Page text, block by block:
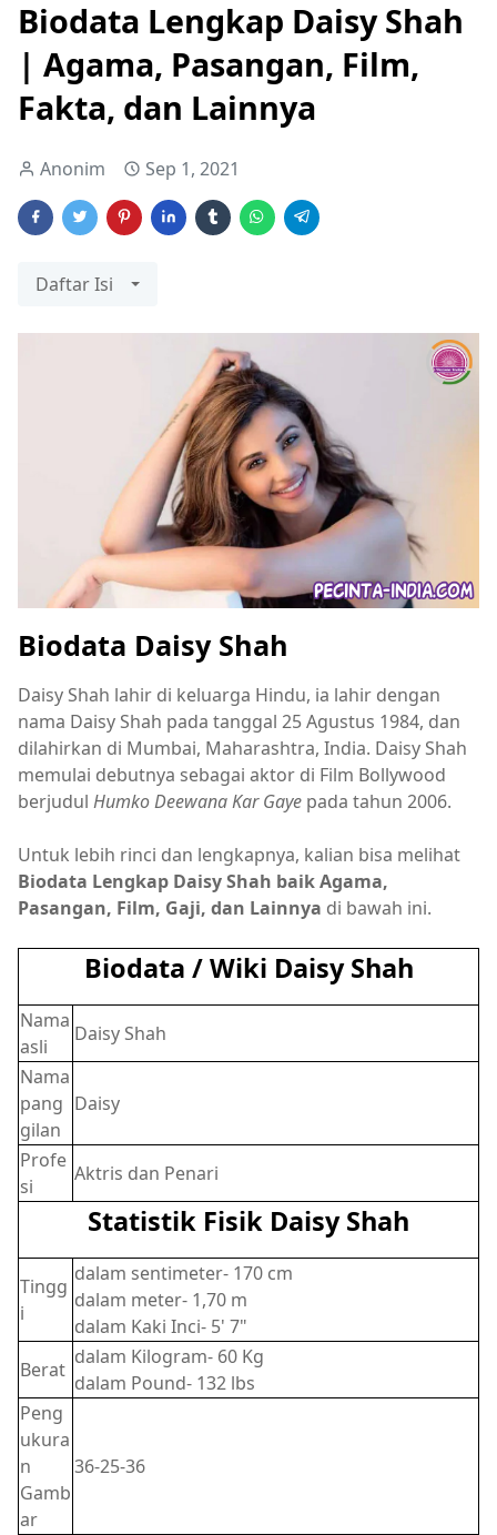
Biodata Lengkap Daisy Shah
| Agama, Pasangan, Film,
Fakta, dan Lainnya
Anonim Sep 1, 2021
Daftar Isi
Biodata Daisy Shah
Daisy Shah lahir di keluarga Hindu, ia lahir dengan
nama Daisy Shah pada tanggal 25 Agustus 1984, dan
dilahirkan di Mumbai, Maharashtra, India. Daisy Shah
memulai debutnya sebagai aktor di Film Bollywood
berjudul Humko Deewana Kar Gaye pada tahun 2006.
Untuk lebih rinci dan lengkapnya, kalian bisa melihat
Biodata Lengkap Daisy Shah baik Agama,
Pasangan, Film, Gaji, dan Lainnya di bawah ini.
Biodata / Wiki Daisy Shah
Nama
asli
Daisy Shah
Nama
pang
gilan
Daisy
Profe
si
Aktris dan Penari
Statistik Fisik Daisy Shah
Tingg
i
dalam sentimeter- 170 cm
dalam meter- 1,70 m
dalam Kaki Inci- 5' 7"
Berat
dalam Kilogram- 60 Kg
dalam Pound- 132 lbs
Peng
ukura
n
Gamb
ar
36-25-36